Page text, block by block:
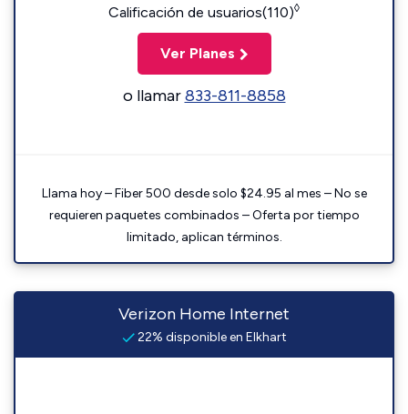
Calificación de usuarios(110)◊
Ver Planes
o llamar833-811-8858
Llama hoy – Fiber 500 desde solo $24.95 al mes – No se
requieren paquetes combinados – Oferta por tiempo
limitado, aplican términos.
Verizon Home Internet
22% disponible en Elkhart